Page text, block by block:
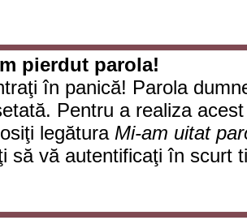
pierdut parola!
în panică! Parola
Pentru a realiza
legătura Mi-am uitat
să vă autentificaţi în scurt